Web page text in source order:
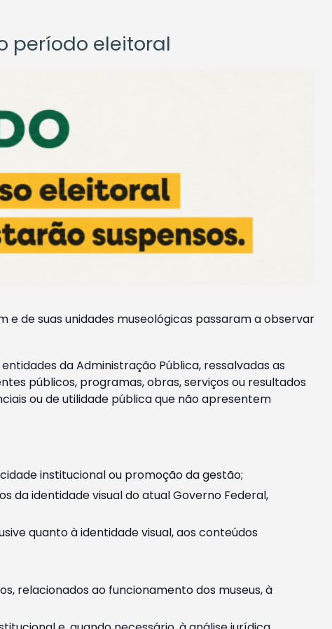
período eleitoral
e de suas unidades museológicas passaram a observar
da Administração Pública, ressalvadas as
públicos, programas, obras, serviços ou resultados
ou de utilidade pública que não apresentem
institucional ou promoção da gestão;
da identidade visual do atual Governo Federal,
quanto à identidade visual, aos conteúdos
relacionados ao funcionamento dos museus, à